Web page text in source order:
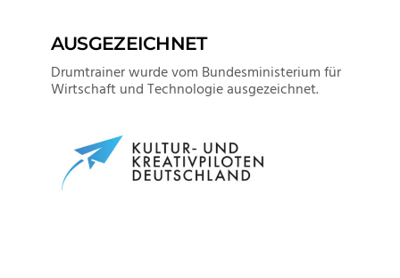
AUSGEZEICHNET
Drumtrainer wurde vom Bundesministerium für
Wirtschaft und Technologie ausgezeichnet.